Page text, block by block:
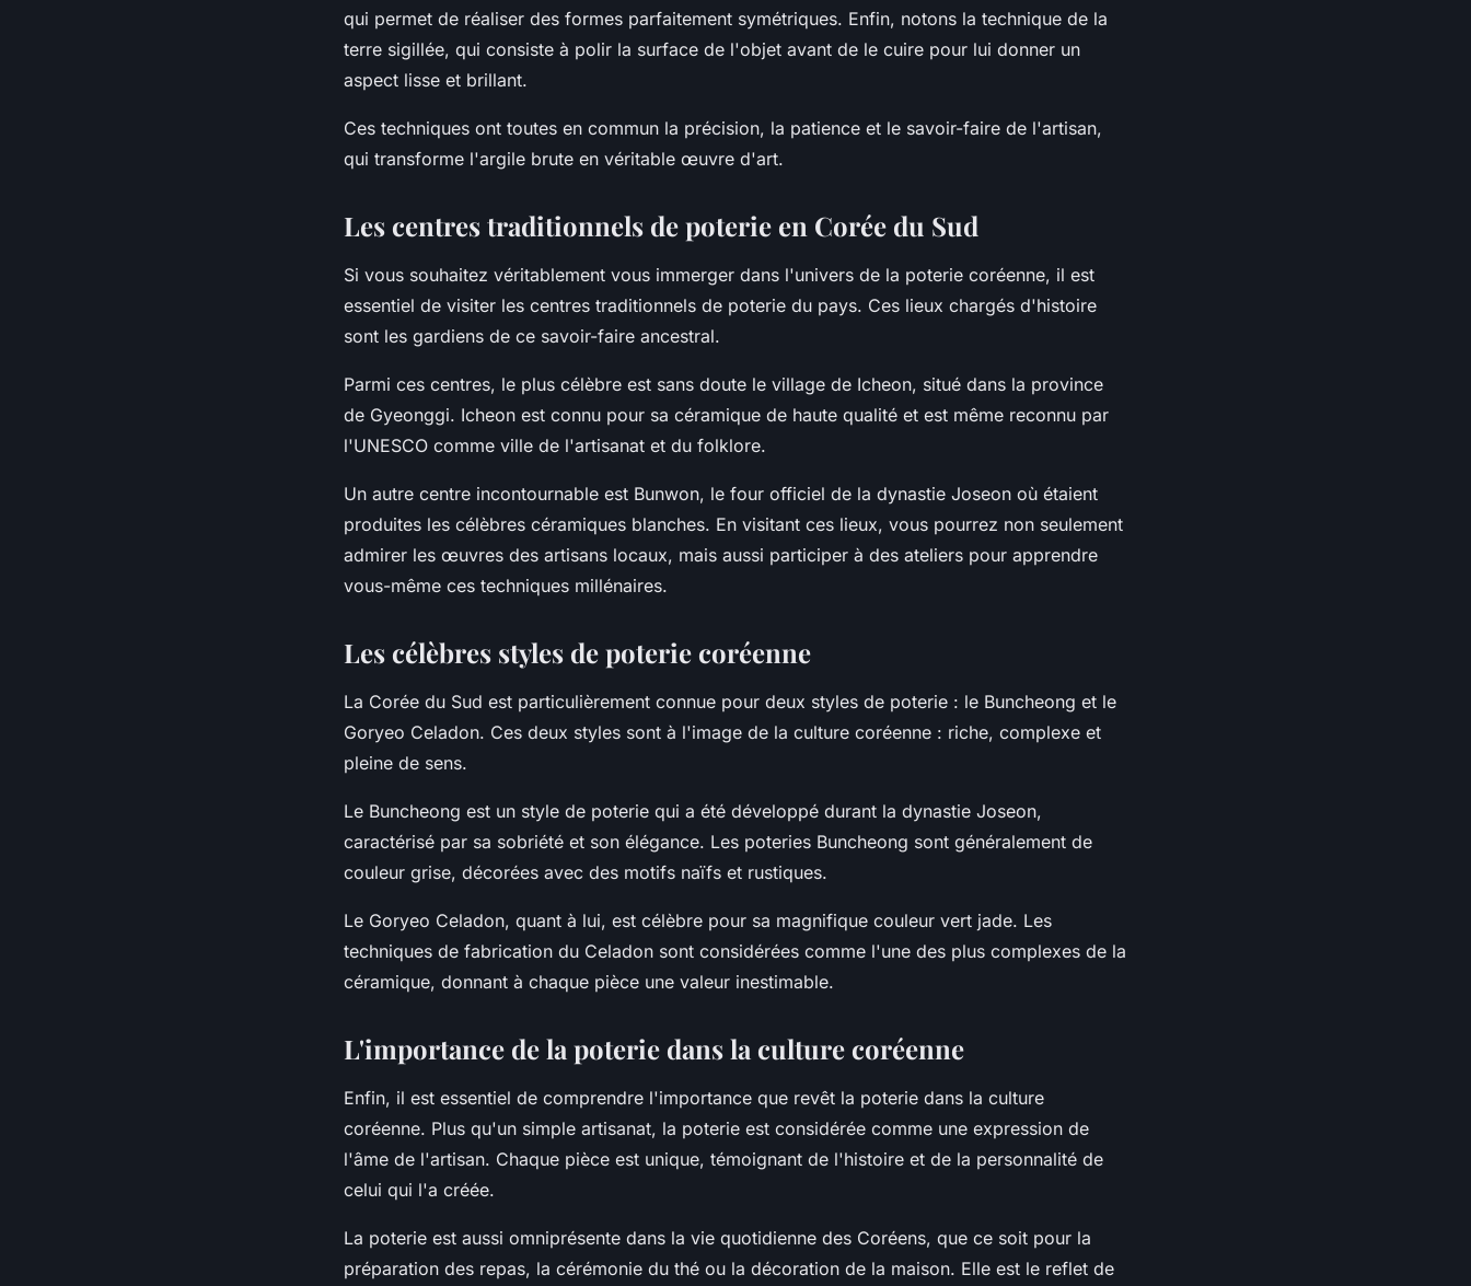
qui permet de réaliser des formes parfaitement symétriques. Enfin, notons la technique de la
terre sigillée, qui consiste à polir la surface de l'objet avant de le cuire pour lui donner un
aspect lisse et brillant.
Ces techniques ont toutes en commun la précision, la patience et le savoir-faire de l'artisan,
qui transforme l'argile brute en véritable œuvre d'art.
Les centres traditionnels de poterie en Corée du Sud
Si vous souhaitez véritablement vous immerger dans l'univers de la poterie coréenne, il est
essentiel de visiter les centres traditionnels de poterie du pays. Ces lieux chargés d'histoire
sont les gardiens de ce savoir-faire ancestral.
Parmi ces centres, le plus célèbre est sans doute le village de Icheon, situé dans la province
de Gyeonggi. Icheon est connu pour sa céramique de haute qualité et est même reconnu par
l'UNESCO comme ville de l'artisanat et du folklore.
Un autre centre incontournable est Bunwon, le four officiel de la dynastie Joseon où étaient
produites les célèbres céramiques blanches. En visitant ces lieux, vous pourrez non seulement
admirer les œuvres des artisans locaux, mais aussi participer à des ateliers pour apprendre
vous-même ces techniques millénaires.
Les célèbres styles de poterie coréenne
La Corée du Sud est particulièrement connue pour deux styles de poterie : le Buncheong et le
Goryeo Celadon. Ces deux styles sont à l'image de la culture coréenne : riche, complexe et
pleine de sens.
Le Buncheong est un style de poterie qui a été développé durant la dynastie Joseon,
caractérisé par sa sobriété et son élégance. Les poteries Buncheong sont généralement de
couleur grise, décorées avec des motifs naïfs et rustiques.
Le Goryeo Celadon, quant à lui, est célèbre pour sa magnifique couleur vert jade. Les
techniques de fabrication du Celadon sont considérées comme l'une des plus complexes de la
céramique, donnant à chaque pièce une valeur inestimable.
L'importance de la poterie dans la culture coréenne
Enfin, il est essentiel de comprendre l'importance que revêt la poterie dans la culture
coréenne. Plus qu'un simple artisanat, la poterie est considérée comme une expression de
l'âme de l'artisan. Chaque pièce est unique, témoignant de l'histoire et de la personnalité de
celui qui l'a créée.
La poterie est aussi omniprésente dans la vie quotidienne des Coréens, que ce soit pour la
préparation des repas, la cérémonie du thé ou la décoration de la maison. Elle est le reflet de